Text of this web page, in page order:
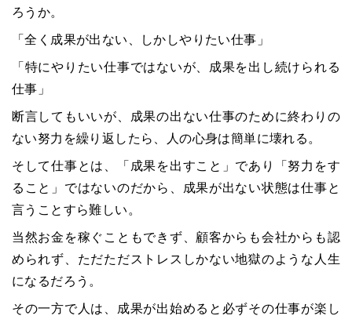
ろうか。
「全く成果が出ない、しかしやりたい仕事」
「特にやりたい仕事ではないが、成果を出し続けられる
仕事」
断言してもいいが、成果の出ない仕事のために終わりの
ない努力を繰り返したら、人の心身は簡単に壊れる。
そして仕事とは、「成果を出すこと」であり「努力をす
ること」ではないのだから、成果が出ない状態は仕事と
言うことすら難しい。
当然お金を稼ぐこともできず、顧客からも会社からも認
められず、ただただストレスしかない地獄のような人生
になるだろう。
その一方で人は、成果が出始めると必ずその仕事が楽し